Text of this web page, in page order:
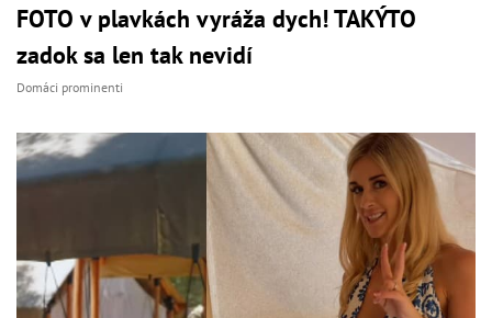
FOTO v plavkách vyráža dych! TAKÝTO
zadok sa len tak nevidí
Domáci prominenti